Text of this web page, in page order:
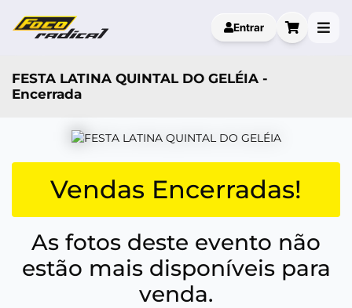
Entrar
FESTA LATINA QUINTAL DO GELÉIA -
Encerrada
Vendas Encerradas!
As fotos deste evento não
estão mais disponíveis para
venda.